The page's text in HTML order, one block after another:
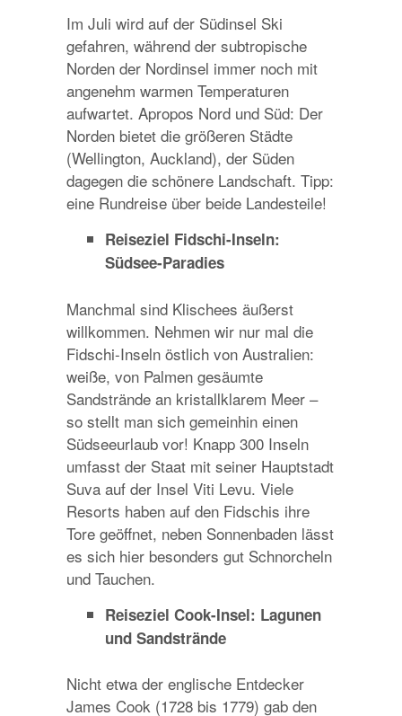
Im Juli wird auf der Südinsel Ski
gefahren, während der subtropische
Norden der Nordinsel immer noch mit
angenehm warmen Temperaturen
aufwartet. Apropos Nord und Süd: Der
Norden bietet die größeren Städte
(Wellington, Auckland), der Süden
dagegen die schönere Landschaft. Tipp:
eine Rundreise über beide Landesteile!
Reiseziel Fidschi-Inseln:
Südsee-Paradies
Manchmal sind Klischees äußerst
willkommen. Nehmen wir nur mal die
Fidschi-Inseln östlich von Australien:
weiße, von Palmen gesäumte
Sandstrände an kristallklarem Meer –
so stellt man sich gemeinhin einen
Südseeurlaub vor! Knapp 300 Inseln
umfasst der Staat mit seiner Hauptstadt
Suva auf der Insel Viti Levu. Viele
Resorts haben auf den Fidschis ihre
Tore geöffnet, neben Sonnenbaden lässt
es sich hier besonders gut Schnorcheln
und Tauchen.
Reiseziel Cook-Insel: Lagunen
und Sandstrände
Nicht etwa der englische Entdecker
James Cook (1728 bis 1779) gab den